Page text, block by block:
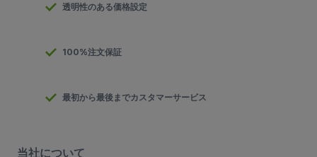
透明性のある価格設定
100%注文保証
最初から最後までカスタマーサービス
当社について